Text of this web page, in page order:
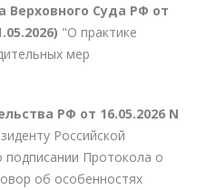
Верховного Суда РФ от
"О практике
мер
РФ от 16.05.2026 N
Российской
Протокола о
об особенностях